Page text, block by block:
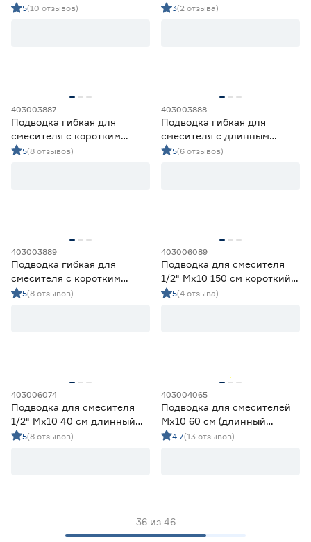
наконечником 1/2"ВР‑10 мм
5(10 отзывов)
штуцер)
3(2 отзыва)
403003887
Подводка гибкая для
смесителя с коротким
наконечником 1/2"ВР‑10 мм
5(8 отзывов)
403003888
Подводка гибкая для
смесителя с длинным
наконечником 1/2"ВР‑10 мм
5(6 отзывов)
403003889
Подводка гибкая для
смесителя с коротким
наконечником 1/2"ВР‑10 мм
5(8 отзывов)
403006089
Подводка для смесителя
1/2" Мх10 150 см короткий
наконечник ОПТИМА МНФ
5(4 отзыва)
403006074
Подводка для смесителя
1/2" Мх10 40 см длинный
наконечник ОПТИМА МНФ
5(8 отзывов)
403004065
Подводка для смесителей
Мх10 60 см (длинный
штуцер)
4.7(13 отзывов)
36из 46